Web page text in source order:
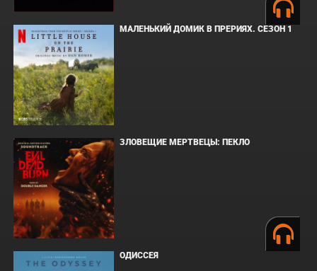
МАЛЕНЬКИЙ ДОМИК В ПРЕРИЯХ. СЕЗОН 1
ЗЛОВЕЩИЕ МЕРТВЕЦЫ: ПЕКЛО
ОДИССЕЯ